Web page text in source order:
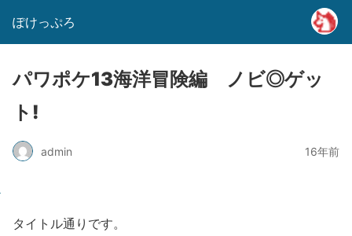
ぽけっぷろ
パワポケ13海洋冒険編 ノビ◎ゲッ
ト!
admin 16年前
タイトル通りです。